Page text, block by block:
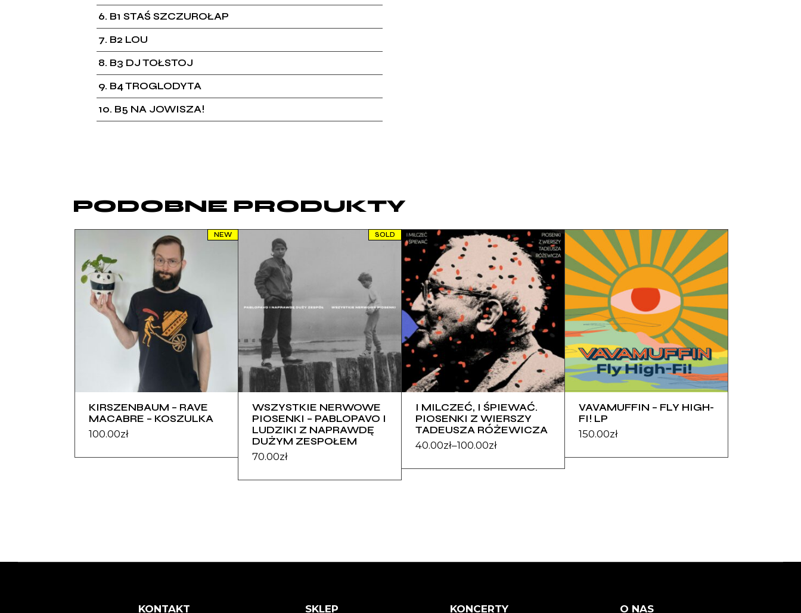
6 B1 STAŚ SZCZUROŁAP
7 B2 LOU
8 B3 DJ TOŁSTOJ
9 B4 TROGLODYTA
10 B5 NA JOWISZA!
PODOBNE PRODUKTY
NEW
KIRSZENBAUM – RAVE
MACABRE – KOSZULKA
100.00zł
SOLD
WSZYSTKIE NERWOWE
PIOSENKI – PABLOPAVO I
LUDZIKI Z NAPRAWDĘ
DUŻYM ZESPOŁEM
70.00zł
I MILCZEĆ, I ŚPIEWAĆ.
PIOSENKI Z WIERSZY
TADEUSZA RÓŻEWICZA
40.00zł–100.00zł
VAVAMUFFIN – FLY HIGH-
FI! LP
150.00zł
KONTAKT SKLEP KONCERTY O NAS